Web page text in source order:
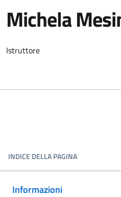
Michela
Istruttore
INDICE DELLA PAGINA
Informazioni